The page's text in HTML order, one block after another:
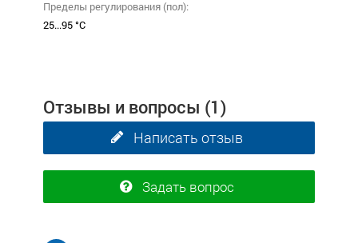
Пределы регулирования (пол):
25...95 °C
Отзывы и вопросы (1)
Написать отзыв
Задать вопрос